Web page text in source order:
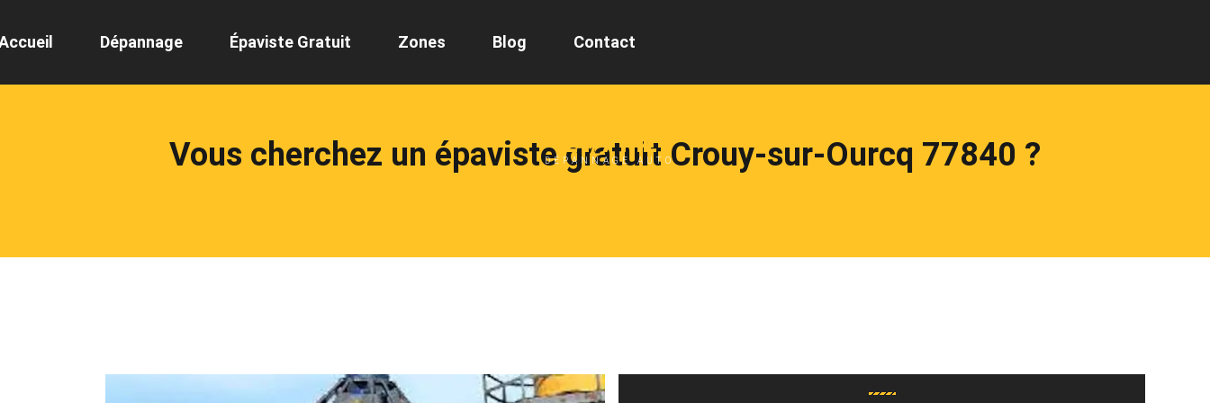
24/7 ML
DÉPANNAGE AUTO
Dépannage Épaviste Gratuit Zones Blog Contact
Vous cherchez un épaviste gratuit Crouy-sur-Ourcq 77840 ?